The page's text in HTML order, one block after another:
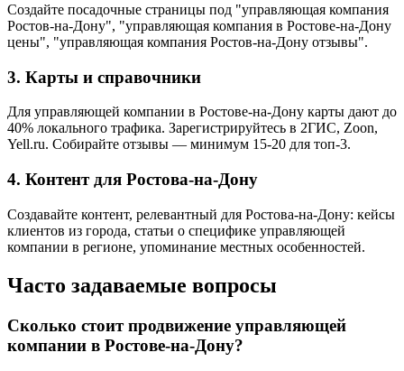
Создайте посадочные страницы под "управляющая компания
Ростов-на-Дону", "управляющая компания в Ростове-на-Дону
цены", "управляющая компания Ростов-на-Дону отзывы".
3. Карты и справочники
Для управляющей компании в Ростове-на-Дону карты дают до
40% локального трафика. Зарегистрируйтесь в 2ГИС, Zoon,
Yell.ru. Собирайте отзывы — минимум 15-20 для топ-3.
4. Контент для Ростова-на-Дону
Создавайте контент, релевантный для Ростова-на-Дону: кейсы
клиентов из города, статьи о специфике управляющей
компании в регионе, упоминание местных особенностей.
Часто задаваемые вопросы
Сколько стоит продвижение управляющей
компании в Ростове-на-Дону?